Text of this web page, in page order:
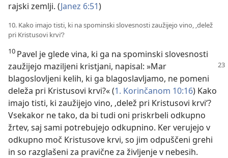
rajski zemlji. (Janez 6:51)
10. Kako imajo tisti, ki na spominski slovesnosti zaužijejo vino, ‚delež
pri Kristusovi krvi‘?
10 Pavel je glede vina, ki ga na spominski slovesnosti
zaužijejo maziljeni kristjani, napisal: »Mar
blagoslovljeni kelih, ki ga blagoslavljamo, ne pomeni
deleža pri Kristusovi krvi?« (1. Korinčanom 10:16) Kako
imajo tisti, ki zaužijejo vino, ‚delež pri Kristusovi krvi‘?
Vsekakor ne tako, da bi tudi oni priskrbeli odkupno
žrtev, saj sami potrebujejo odkupnino. Ker verujejo v
odkupno moč Kristusove krvi, so jim odpuščeni grehi
in so razglašeni za pravične za življenje v nebesih.